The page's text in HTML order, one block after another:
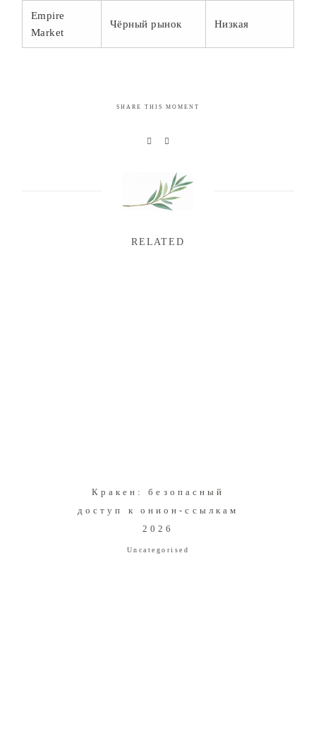
Empire
Market
Чёрный рынок Низкая
SHARE THIS MOMENT
RELATED
Кракен: безопасный
доступ к онион-ссылкам
2026
Uncategorised